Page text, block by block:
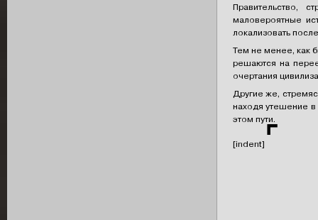
Правительство,
маловероятные
локализовать
Тем не менее, как
решаются на
очертания
Другие же,
находя утешение в
этом пути.
[indent] ⌜